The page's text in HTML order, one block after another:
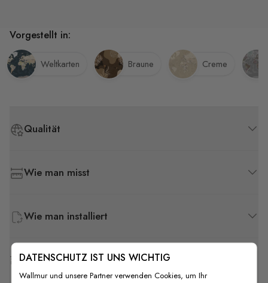
Qualität
Wie man misst
Wie man installiert
Versand & Rückgabe
Vorgestellt in:
Weltkarten Braune Creme
DATENSCHUTZ IST UNS WICHTIG
Wallmur und unsere Partner verwenden Cookies, um Ihr